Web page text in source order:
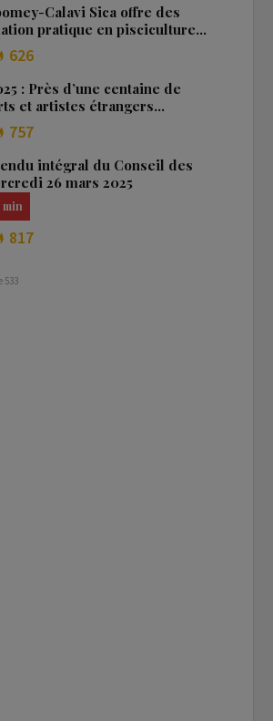
Calavi Sica offre des
pratique en pisciculture…
626
: Près d’une centaine de
et artistes étrangers…
757
intégral du Conseil des
26 mars 2025
817
533